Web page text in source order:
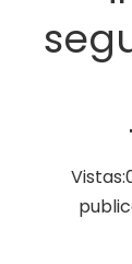
Vistas: